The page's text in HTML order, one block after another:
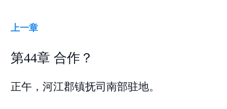
上一章
第44章 合作？